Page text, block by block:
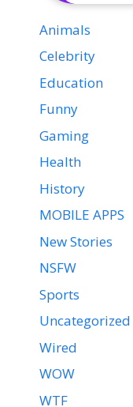
Animals
Celebrity
Education
Funny
Gaming
Health
History
MOBILE APPS
New Stories
NSFW
Sports
Uncategorized
Wired
WOW
WTF